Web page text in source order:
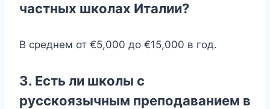
частных школах Италии?
В среднем от €5,000 до €15,000 в год.
3. Есть ли школы с
русскоязычным преподаванием в